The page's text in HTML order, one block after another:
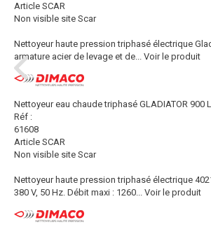
Article SCAR
Non visible site Scar
Nettoyeur haute pression triphasé électrique
armature acier de levage et de... Voir le produit
Nettoyeur eau chaude triphasé GLADIATOR 900
Réf :
61608
Article SCAR
Non visible site Scar
Nettoyeur haute pression triphasé électrique
380 V, 50 Hz. Débit maxi : 1260... Voir le produit